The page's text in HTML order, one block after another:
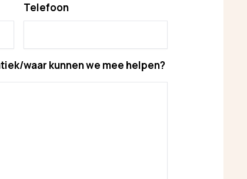
Telefoon
waar kunnen we mee helpen?